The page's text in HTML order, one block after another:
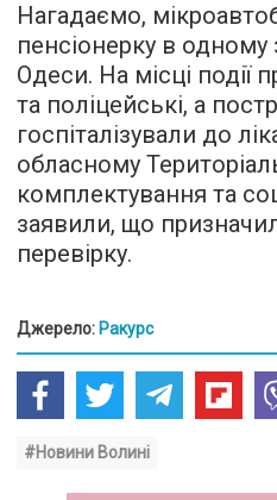
Нагадаємо,
пенсіонерку в одному
Одеси. На місці
та поліцейські, а
госпіталізували до
обласному
комплектування та
заявили, що
перевірку.
Джерело: Ракурс
#Новини Волині